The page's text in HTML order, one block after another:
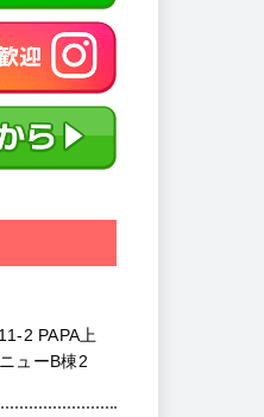
2 PAPA上
ューB棟2